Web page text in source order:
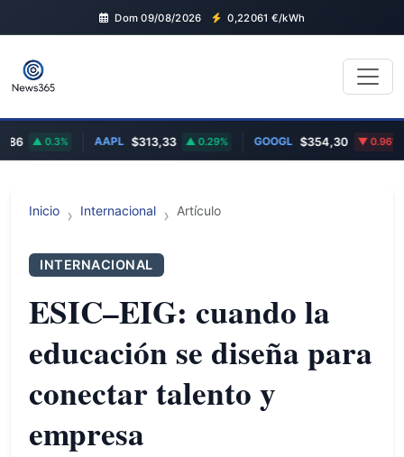
Dom 09/08/2026 0,22061 €/kWh
0.3% AAPL $313,33 0.29% GOOGL $354,30 0.96%
Inicio Internacional Artículo
INTERNACIONAL
ESIC–EIG: cuando la
educación se diseña para
conectar talento y
empresa